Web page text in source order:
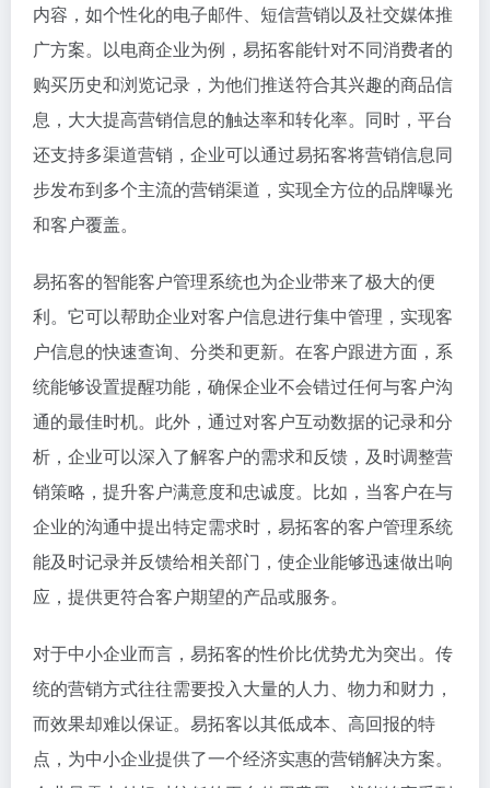
内容，如个性化的电子邮件、短信营销以及社交媒体推
广方案。以电商企业为例，易拓客能针对不同消费者的
购买历史和浏览记录，为他们推送符合其兴趣的商品信
息，大大提高营销信息的触达率和转化率。同时，平台
还支持多渠道营销，企业可以通过易拓客将营销信息同
步发布到多个主流的营销渠道，实现全方位的品牌曝光
和客户覆盖。
易拓客的智能客户管理系统也为企业带来了极大的便
利。它可以帮助企业对客户信息进行集中管理，实现客
户信息的快速查询、分类和更新。在客户跟进方面，系
统能够设置提醒功能，确保企业不会错过任何与客户沟
通的最佳时机。此外，通过对客户互动数据的记录和分
析，企业可以深入了解客户的需求和反馈，及时调整营
销策略，提升客户满意度和忠诚度。比如，当客户在与
企业的沟通中提出特定需求时，易拓客的客户管理系统
能及时记录并反馈给相关部门，使企业能够迅速做出响
应，提供更符合客户期望的产品或服务。
对于中小企业而言，易拓客的性价比优势尤为突出。传
统的营销方式往往需要投入大量的人力、物力和财力，
而效果却难以保证。易拓客以其低成本、高回报的特
点，为中小企业提供了一个经济实惠的营销解决方案。